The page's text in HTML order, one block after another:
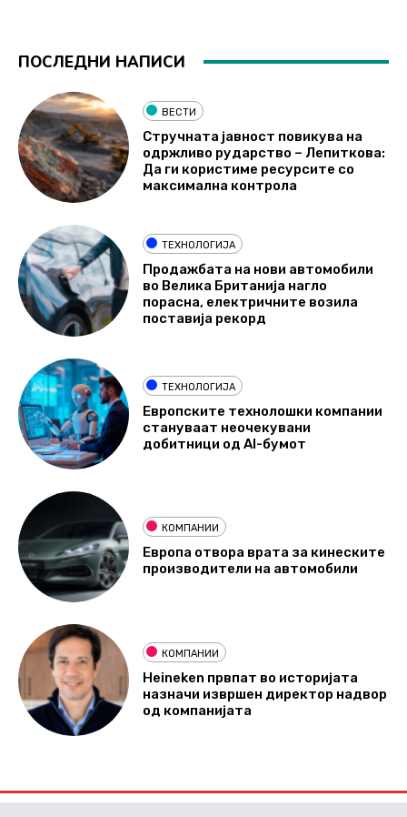
ПОСЛЕДНИ НАПИСИ
ВЕСТИ
Стручната јавност повикува на
одржливо рударство – Лепиткова:
Да ги користиме ресурсите со
максимална контрола
ТЕХНОЛОГИЈА
Продажбата на нови автомобили
во Велика Британија нагло
порасна, електричните возила
поставија рекорд
ТЕХНОЛОГИЈА
Европските технолошки компании
стануваат неочекувани
добитници од AI-бумот
КОМПАНИИ
Европа отвора врата за кинеските
производители на автомобили
КОМПАНИИ
Heineken првпат во историјата
назначи извршен директор надвор
од компанијата